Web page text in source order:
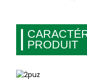
PRODUIT